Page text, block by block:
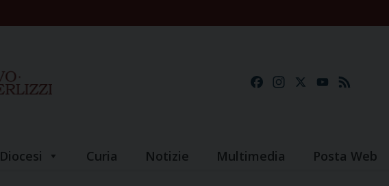
FacebookInstagramYouTube
Diocesi Curia Notizie Multimedia Posta Web